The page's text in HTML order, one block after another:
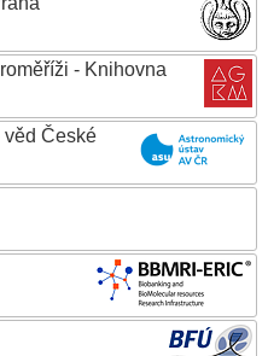
- Knihovna
věd České